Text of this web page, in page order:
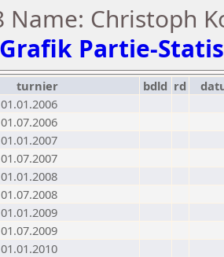
Name: Christoph
Grafik Partie-
turnier bdld rd